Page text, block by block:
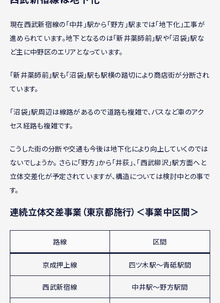
現在西武新宿線の「中井」駅から「野方」駅までは「地下化」工事が
進められています。地下となるのは｢新井薬師前｣駅や「沼袋」駅な
ど主に中野区のエリアとなっています。
「新井薬師前」駅も「沼袋」駅も駅横の踏切により商店街が分断され
ています。
「沼袋」駅周辺は線路があるので道路も複雑で、バスなど車のアク
セス経路も複雑です。
こうした街の分断や交通も今後は地下化により向上していくのでは
ないでしょうか。 さらに「野方」から「井荻」、「西武柳沢」駅方面へと
立体交差化が予定されていますが、構造については検討中との事で
す。
連続立体交差事業（東京都施行）＜事業中区間＞
路線 区間
京成押上線 四ツ木駅～青砥駅間
西武新宿線 中井駅〜野方駅間